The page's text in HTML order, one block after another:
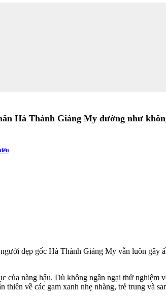
Hà Thành Giáng My dường như
đẹp gốc Hà Thành Giáng My vẫn luôn gây
nàng hậu. Dù không ngần ngại thử nghiệm
về các gam xanh nhẹ nhàng, trẻ trung và